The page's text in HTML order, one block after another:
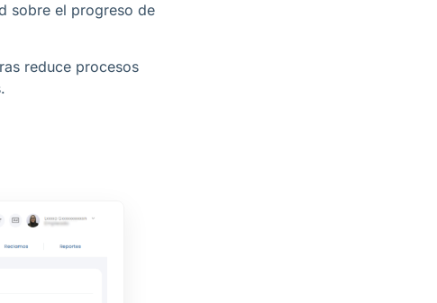
sobre el progreso de
reduce procesos